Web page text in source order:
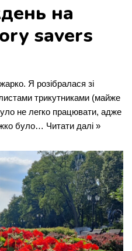
на
savers
Я розібралася зі
трикутниками (майже
не легко працювати, адже
було… Читати далі »